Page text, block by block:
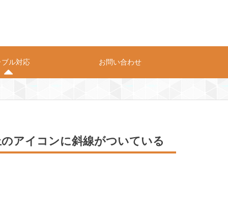
ブル対応 お問い合わせ
アイコンに斜線がついている